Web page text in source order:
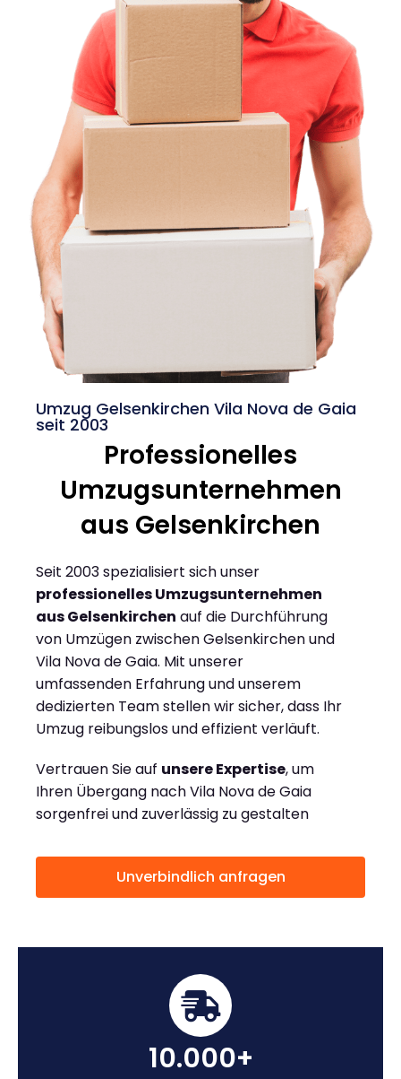
Umzug Gelsenkirchen Vila Nova de Gaia
seit 2003
Professionelles
Umzugsunternehmen
aus Gelsenkirchen
Seit 2003 spezialisiert sich unser
professionelles Umzugsunternehmen
aus Gelsenkirchen auf die Durchführung
von Umzügen zwischen Gelsenkirchen und
Vila Nova de Gaia. Mit unserer
umfassenden Erfahrung und unserem
dedizierten Team stellen wir sicher, dass Ihr
Umzug reibungslos und effizient verläuft.
Vertrauen Sie auf unsere Expertise, um
Ihren Übergang nach Vila Nova de Gaia
sorgenfrei und zuverlässig zu gestalten
Unverbindlich anfragen
10.000+